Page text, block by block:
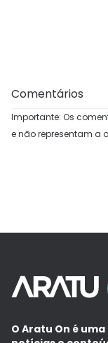
Comentários
Importante: Os
e não representam a
O Aratu On é